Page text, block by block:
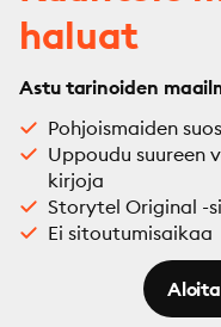
haluat
Astu tarinoiden
Pohjoismaiden
Uppoudu suureen
kirjoja
Storytel Original -
Ei sitoutumisaikaa